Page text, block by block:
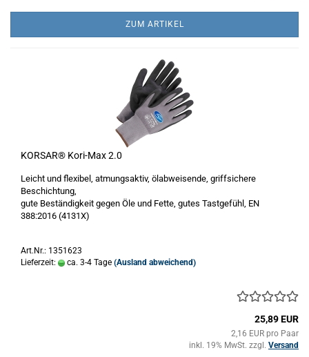
ZUM ARTIKEL
KORSAR® Kori-Max 2.0
Leicht und flexibel, atmungsaktiv, ölabweisende, griffsichere
Beschichtung,
gute Beständigkeit gegen Öle und Fette, gutes Tastgefühl, EN
388:2016 (4131X)
Art.Nr.: 1351623
Lieferzeit:
ca. 3-4 Tage (Ausland abweichend)
25,89 EUR
2,16 EUR pro Paar
inkl. 19% MwSt. zzgl. Versand